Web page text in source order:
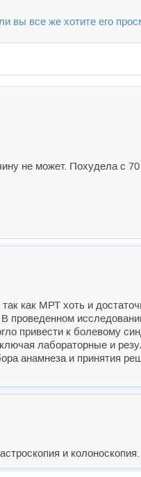
вы все же хотите его
не может. Похудела с
как МРТ хоть и
проведенном
привести к болевому
лабораторные и
анамнеза и принятия
и колоноскопия.